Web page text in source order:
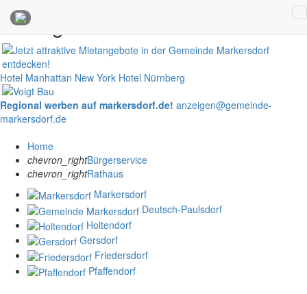
Anzeigen
Hotel Manhattan New York Hotel Nürnberg
Regional werben auf markersdorf.de! anzeigen@gemeinde-
markersdorf.de
Home
chevron_rightBürgerservice
chevron_rightRathaus
Markersdorf
Deutsch-Paulsdorf
Holtendorf
Gersdorf
Friedersdorf
Pfaffendorf